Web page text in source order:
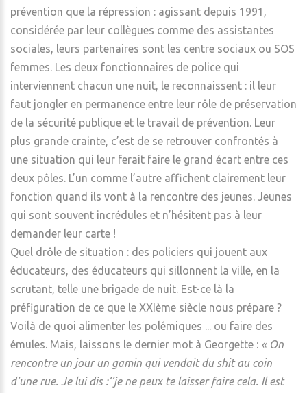
prévention que la répression : agissant depuis 1991,
considérée par leur collègues comme des assistantes
sociales, leurs partenaires sont les centre sociaux ou SOS
femmes. Les deux fonctionnaires de police qui
interviennent chacun une nuit, le reconnaissent : il leur
faut jongler en permanence entre leur rôle de préservation
de la sécurité publique et le travail de prévention. Leur
plus grande crainte, c’est de se retrouver confrontés à
une situation qui leur ferait faire le grand écart entre ces
deux pôles. L’un comme l’autre affichent clairement leur
fonction quand ils vont à la rencontre des jeunes. Jeunes
qui sont souvent incrédules et n’hésitent pas à leur
demander leur carte !
Quel drôle de situation : des policiers qui jouent aux
éducateurs, des éducateurs qui sillonnent la ville, en la
scrutant, telle une brigade de nuit. Est-ce là la
préfiguration de ce que le XXIème siècle nous prépare ?
Voilà de quoi alimenter les polémiques ... ou faire des
émules. Mais, laissons le dernier mot à Georgette : « On
rencontre un jour un gamin qui vendait du shit au coin
d’une rue. Je lui dis :’’je ne peux te laisser faire cela. Il est